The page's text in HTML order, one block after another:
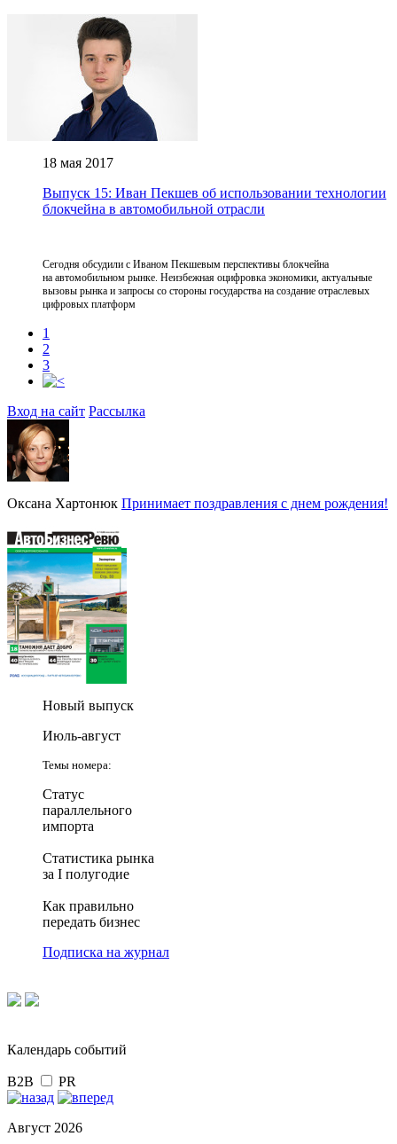
18 мая 2017
Выпуск 15: Иван Пекшев об использовании технологии
блокчейна в автомобильной отрасли
Сегодня обсудили с Иваном Пекшевым перспективы блокчейна
на автомобильном рынке. Неизбежная оцифровка экономики, актуальные
вызовы рынка и запросы со стороны государства на создание отраслевых
цифровых платформ
1
2
3
Вход на сайт Рассылка
Оксана Хартонюк Принимает поздравления с днем рождения!
Новый выпуск
Июль-август
Темы номера:
Статус
параллельного
импорта
Статистика рынка
за I полугодие
Как правильно
передать бизнес
Подписка на журнал
Календарь событий
B2B PR
Август 2026